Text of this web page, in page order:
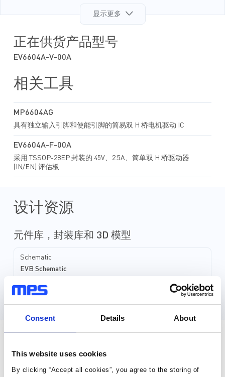
Consent Details About
This website uses cookies
By clicking “Accept all cookies”, you agree to the storing of
过温关断保护
采用 QFN-28 (4mmx5mm) 封装
显示更多
正在供货产品型号
EV6604A-V-00A
相关工具
MP6604AG
具有独立输入引脚和使能引脚的简易双 H 桥电机驱动 IC
EV6604A-F-00A
采用 TSSOP-28EP 封装的 45V、2.5A、简单双 H 桥驱动器
(IN/EN) 评估板
设计资源
元件库，封装库和 3D 模型
Schematic
EVB Schematic
Layout